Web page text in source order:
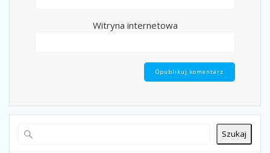
Witryna internetowa
Szukaj